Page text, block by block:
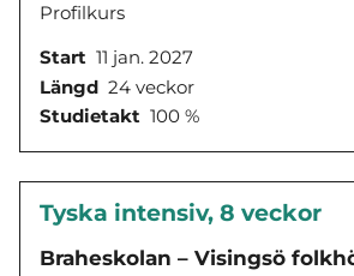
Profilkurs
Start 11 jan. 2027
Längd 24 veckor
Studietakt 100 %
Tyska intensiv, 8 veckor
Braheskolan – Visingsö